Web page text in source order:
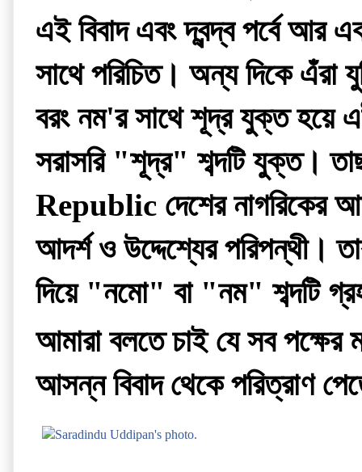
এই বিবাদ এবং দ্বন্দ্ব পর্বে আর
সাথে পরিচিত। অন্য দিকে এঁরা
বরং নম'র সাথে শূদ্র যুক্ত হয়ে
সরাসরি "শূদ্র" শব্দটি যুক্ত।
Republic দেশের নাগরিকের
আদর্শ ও উদ্দেশ্যের পরিপন্থী।
দিয়ে "নমো" বা "নম" শব্দটি
আমারা বলতে চাই যে সব
আসন্ন বিবাদ থেকে পরিত্রাণ